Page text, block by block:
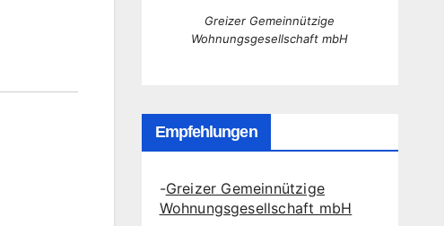
Greizer Gemeinnützige
Wohnungsgesellschaft mbH
Empfehlungen
-Greizer Gemeinnützige
Wohnungsgesellschaft mbH